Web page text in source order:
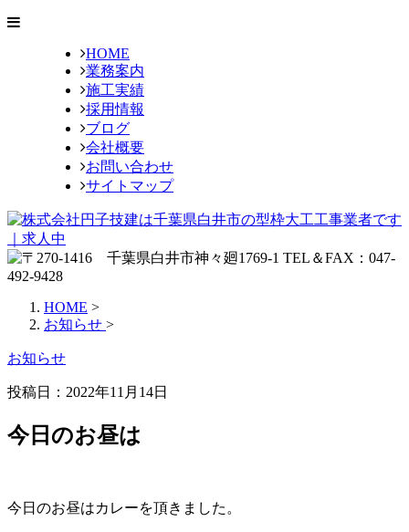
HOME
業務案内
施工実績
採用情報
ブログ
会社概要
お問い合わせ
サイトマップ
HOME >
お知らせ >
お知らせ
投稿日：2022年11月14日
今日のお昼は
今日のお昼はカレーを頂きました。